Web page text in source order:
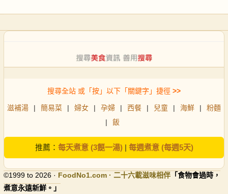
搜尋全站 或「按」以下「關鍵字」捷徑 >>
滋補湯 | 簡易菜 | 婦女 | 孕婦 | 西餐 | 兒童 | 海鮮 |
粉麵
|
飯
推薦： 每天煮意 (3餸一湯)| 每週煮意 (每週5天)
©1999 to 2026 · FoodNo1.com · 二十六載滋味相伴 「食物會過時，
煮意永遠新鮮。」